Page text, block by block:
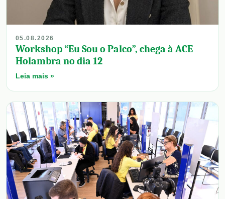
05.08.2026
Workshop “Eu Sou o Palco”, chega à ACE
Holambra no dia 12
Leia mais »